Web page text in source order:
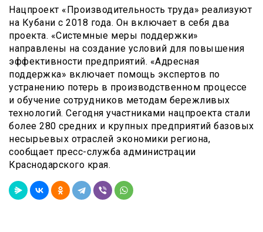
Нацпроект «Производительность труда» реализуют
на Кубани с 2018 года. Он включает в себя два
проекта. «Системные меры поддержки»
направлены на создание условий для повышения
эффективности предприятий. «Адресная
поддержка» включает помощь экспертов по
устранению потерь в производственном процессе
и обучение сотрудников методам бережливых
технологий. Сегодня участниками нацпроекта стали
более 280 средних и крупных предприятий базовых
несырьевых отраслей экономики региона,
сообщает пресс-служба администрации
Краснодарского края.